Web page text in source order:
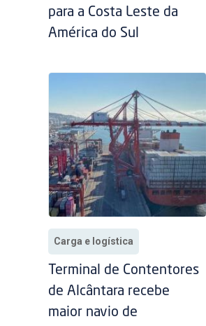
para a Costa Leste da
América do Sul
Carga e logística
Terminal de Contentores
de Alcântara recebe
maior navio de